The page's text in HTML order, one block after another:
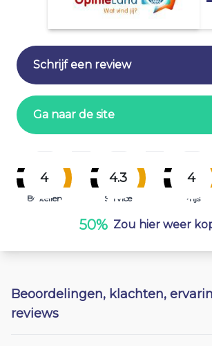
Schrijf een review
Ga naar de site
4
Bestellen
4.3
Service
4
Prijs
50% Zou hier weer
Beoordelingen, klachten,
reviews